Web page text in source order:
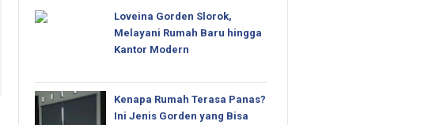
Loveina Gorden Slorok,
Melayani Rumah Baru hingga
Kantor Modern
Kenapa Rumah Terasa Panas?
Ini Jenis Gorden yang Bisa